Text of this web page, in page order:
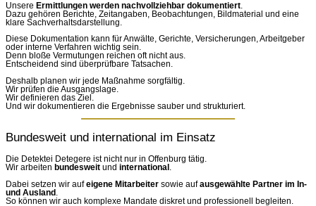
Unsere Ermittlungen werden nachvollziehbar dokumentiert
Dazu gehören Berichte, Zeitangaben, Beobachtungen, Bildmaterial und eine
klare Sachverhaltsdarstellung.
Diese Dokumentation kann für Anwälte, Gerichte, Versicherungen, Arbeitgeber
oder interne Verfahren wichtig sein.
Denn bloße Vermutungen reichen oft nicht aus.
Entscheidend sind überprüfbare Tatsachen.
Deshalb planen wir jede Maßnahme sorgfältig.
Wir prüfen die Ausgangslage.
Wir definieren das Ziel.
Und wir dokumentieren die Ergebnisse sauber und strukturiert.
Bundesweit und international im Einsatz
Die Detektei Detegere ist nicht nur in Offenburg tätig.
Wir arbeiten bundesweit und international
Dabei setzen wir aufeigene Mitarbeiter sowie aufausgewählte Partner im In-
und Ausland
So können wir auch komplexe Mandate diskret und professionell begleiten.